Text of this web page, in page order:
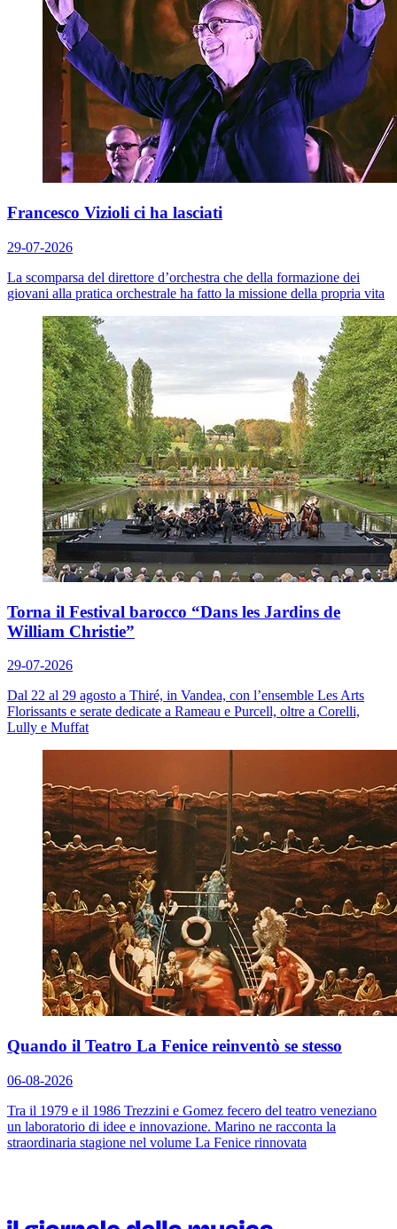
Francesco Vizioli ci ha lasciati
29-07-2026
La scomparsa del direttore d’orchestra che della formazione dei
giovani alla pratica orchestrale ha fatto la missione della propria vita
Torna il Festival barocco “Dans les Jardins de
William Christie”
29-07-2026
Dal 22 al 29 agosto a Thiré, in Vandea, con l’ensemble Les Arts
Florissants e serate dedicate a Rameau e Purcell, oltre a Corelli,
Lully e Muffat
Quando il Teatro La Fenice reinventò se stesso
06-08-2026
Tra il 1979 e il 1986 Trezzini e Gomez fecero del teatro veneziano
un laboratorio di idee e innovazione. Marino ne racconta la
straordinaria stagione nel volume La Fenice rinnovata